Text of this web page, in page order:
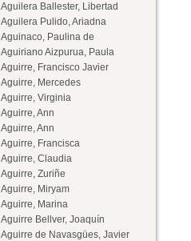
Aguilera Ballester, Libertad
Aguilera Pulido, Ariadna
Aguinaco, Paulina de
Aguiriano Aizpurua, Paula
Aguirre, Francisco Javier
Aguirre, Mercedes
Aguirre, Virginia
Aguirre, Ann
Aguirre, Ann
Aguirre, Francisca
Aguirre, Claudia
Aguirre, Zuriñe
Aguirre, Miryam
Aguirre, Marina
Aguirre Bellver, Joaquín
Aguirre de Navasgües, Javier